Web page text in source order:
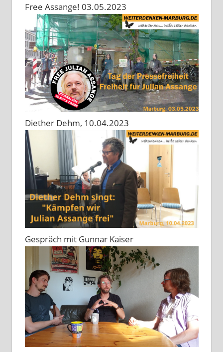
Free Assange! 03.05.2023
Diether Dehm, 10.04.2023
Gespräch mit Gunnar Kaiser